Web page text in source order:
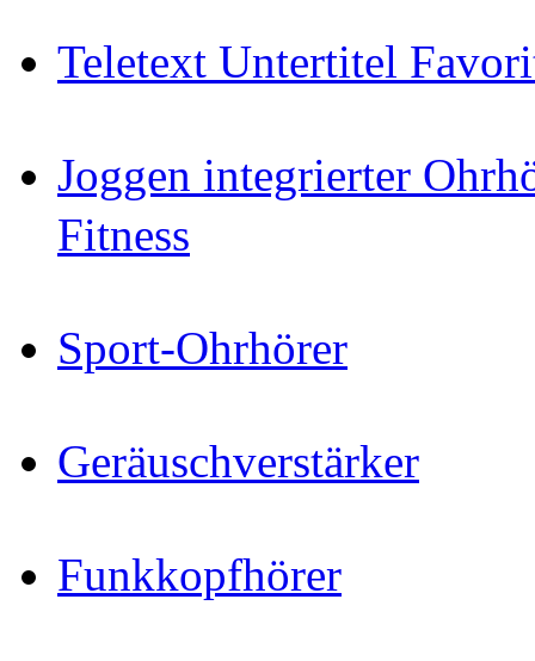
Teletext Untertitel
Joggen integrierter
Fitness
Sport-Ohrhörer
Geräuschverstärker
Funkkopfhörer